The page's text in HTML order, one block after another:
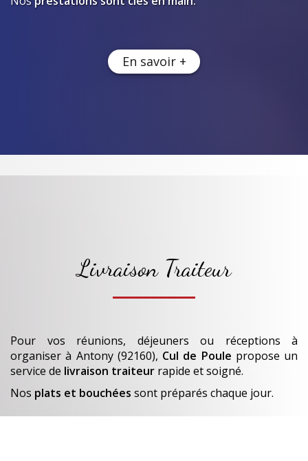
En savoir +
Livraison Traiteur
Pour vos réunions, déjeuners ou réceptions à
organiserà Antony (92160), Cul de Poule propose un
service de livraison traiteur rapide et soigné.
Nos plats et bouchées sont préparés chaque jour.